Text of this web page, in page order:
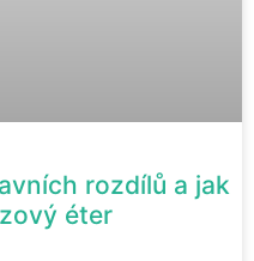
rozdílů a jak
éter